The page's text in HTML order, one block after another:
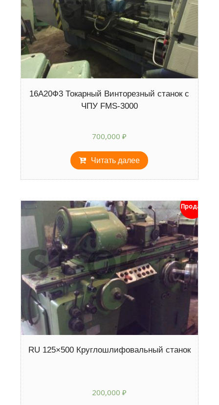
16А20Ф3 Токарный Винторезный станок с
ЧПУ FMS-3000
700,000₽
Читать далее
Продан
RU 125×500 Круглошлифовальный станок
200,000₽